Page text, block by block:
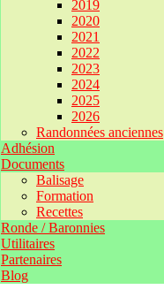
2019
2020
2021
2022
2023
2024
2025
2026
Randonnées anciennes
Adhésion
Documents
Balisage
Formation
Recettes
Ronde / Baronnies
Utilitaires
Partenaires
Blog